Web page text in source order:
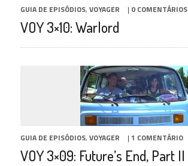
GUIA DE EPISÓDIOS, VOYAGER | 0 COMENTÁRIOS
VOY 3×10: Warlord
GUIA DE EPISÓDIOS, VOYAGER | 1 COMENTÁRIO
VOY 3×09: Future’s End, Part II